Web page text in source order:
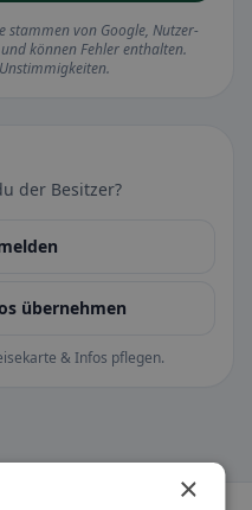
stammen von Google, Nutzer-
können Fehler enthalten.
der Besitzer?
übernehmen
& Infos pflegen.
×